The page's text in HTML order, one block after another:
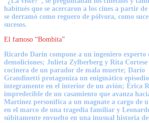
habitués que se acercaron a los cines a partir
se derramó como reguero de pólvora, como
sucesos.
El famoso “Bombita”
Ricardo Darín compone a un ingeniero experto
demoliciones; Julieta Zylberberg y Rita Cortese
cocinera de un parador de mala muerte; Darío
Grandinetti protagoniza un enigmático
íntegramente en el interior de un avión; Érica
impredecible de un casamiento que avanza
Martínez personifica a un magnate a cargo de
en el marco de una tragedia familiar y
súbitamente envuelto en una inusual historia